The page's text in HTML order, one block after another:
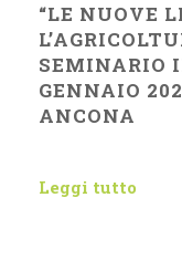
“LE NUOVE
SEMINARIO
GENNAIO
ANCONA
Leggi tutto